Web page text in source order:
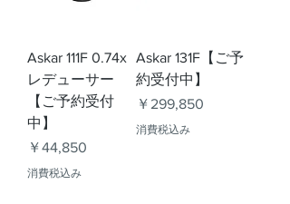
Askar 111F 0.74x
レデューサー
【ご予約受付
中】
価格
￥44,850
消費税込み
Askar 131F【ご予
約受付中】
価格
￥299,850
消費税込み